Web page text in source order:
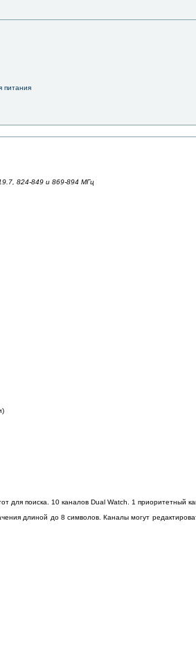
питания
824-849 и 869-894 МГц
для поиска. 10 каналов Dual Watch. 1 приоритетный
длиной до 8 символов. Каналы могут